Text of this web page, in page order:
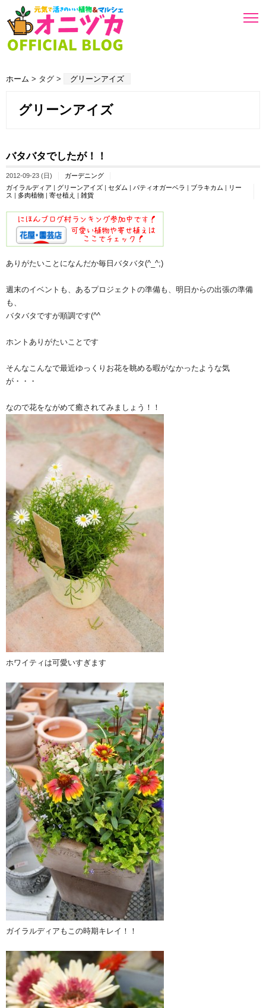
ホーム > タグ > グリーンアイズ
グリーンアイズ
バタバタでしたが！！
2012-09-23 (日)
ガーデニング
ガイラルディア | グリーンアイズ | セダム | パティオガーベラ | ブラキカム | リー
ス | 多肉植物 | 寄せ植え | 雑貨
ありがたいことになんだか毎日バタバタ(^_^;)
週末のイベントも、あるプロジェクトの準備も、明日からの出張の準備
も、
バタバタですが順調です(^^ゞ
ホントありがたいことです
そんなこんなで最近ゆっくりお花を眺める暇がなかったような気
が・・・
なので花をながめて癒されてみましょう！！
ホワイティは可愛いすぎます
ガイラルディアもこの時期キレイ！！